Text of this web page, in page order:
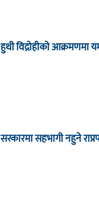
हुथी विद्रोहीको
सरकारमा सहभागी नहुने